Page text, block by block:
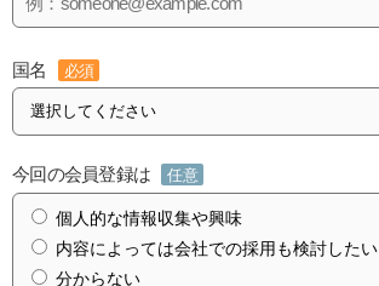
国名 必須
今回の会員登録は 任意
個人的な情報収集や興味
内容によっては会社での採用も検討したい
分からない